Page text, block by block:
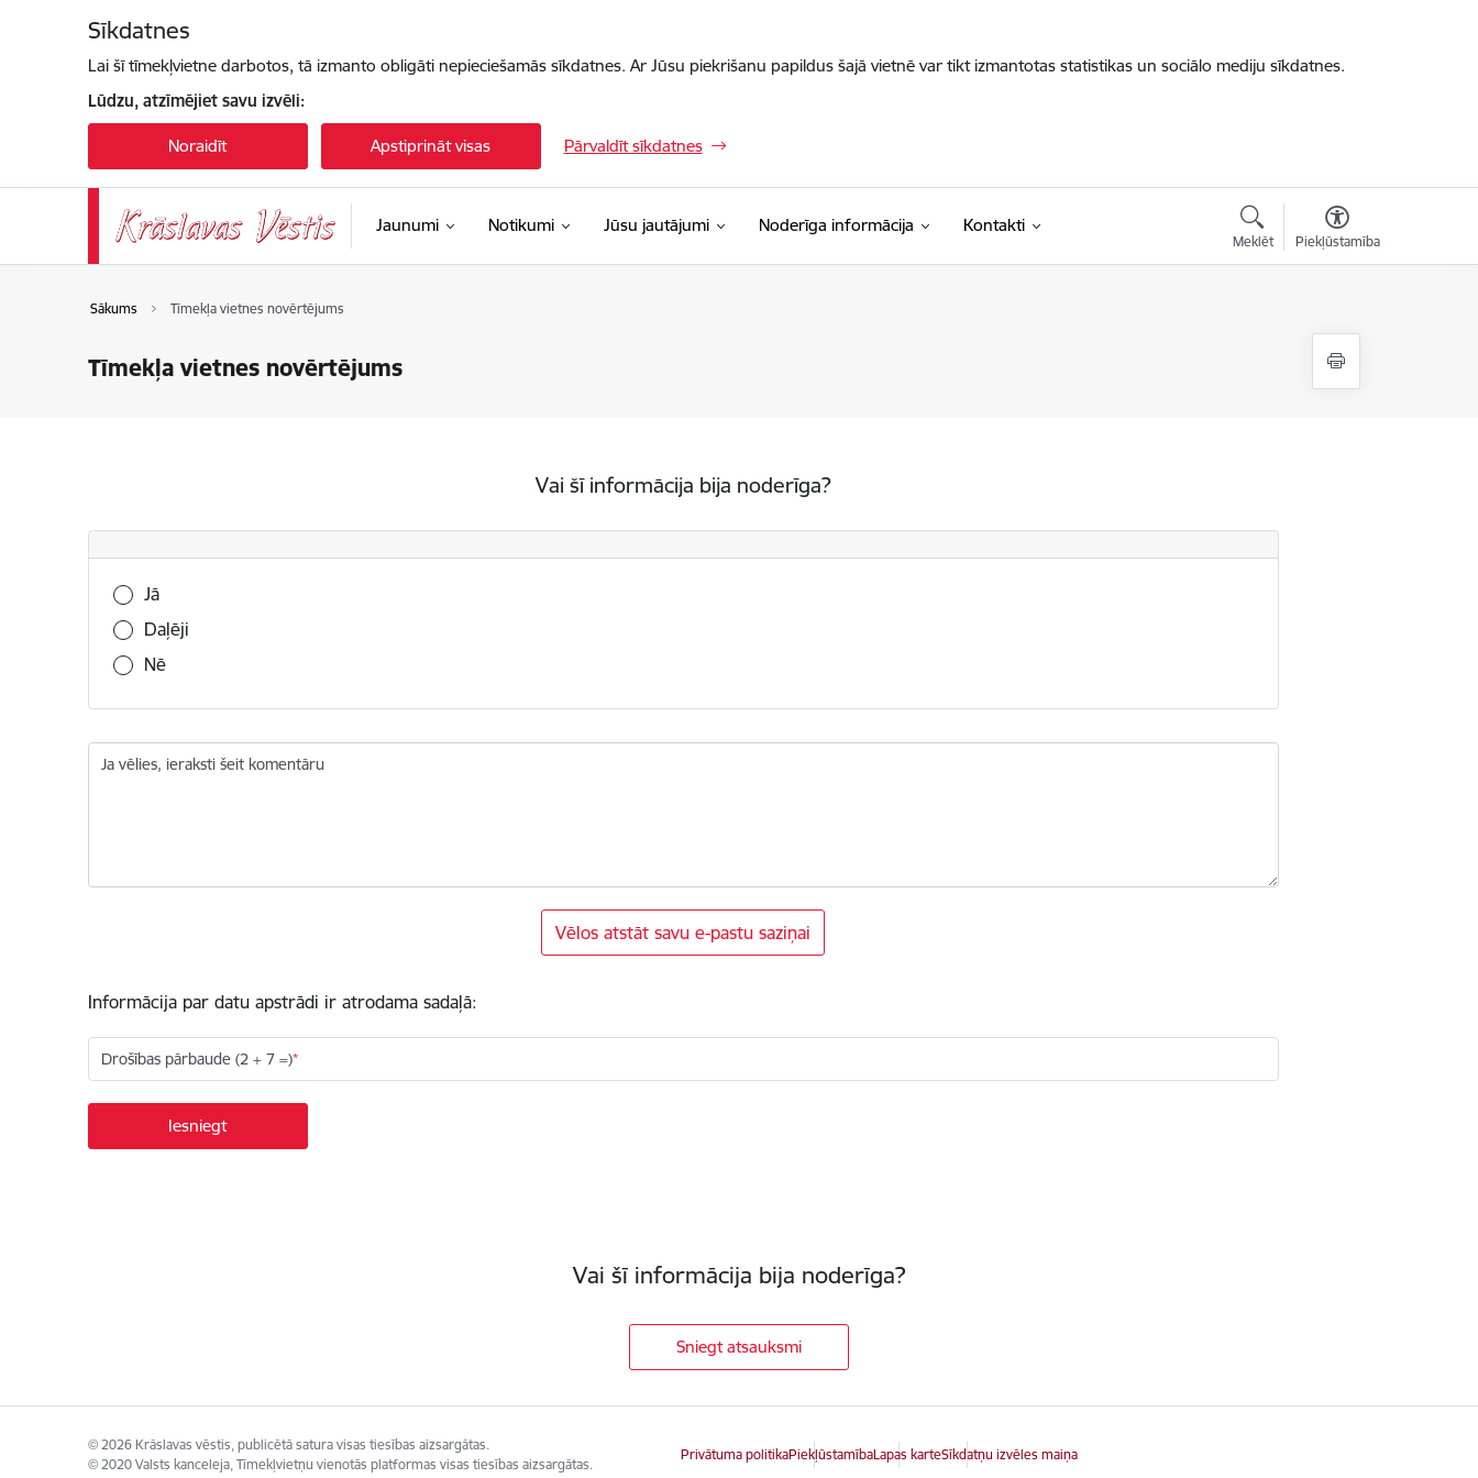
Sīkdatnes
Lai šī tīmekļvietne darbotos, tā izmanto obligāti nepieciešamās sīkdatnes. Ar Jūsu piekrišanu papildus šajā vietnē var tikt izmantotas statistikas un sociālo mediju sīkdatnes.
Lūdzu, atzīmējiet savu izvēli:
Noraidīt Apstiprināt visas Pārvaldīt sīkdatnes
Jaunumi Notikumi Jūsu jautājumi Noderīga informācija Kontakti
Meklēt Piekļūstamība
Sākums Tīmekļa vietnes novērtējums
Tīmekļa vietnes novērtējums
Vai šī informācija bija noderīga?
Vai šī informācija bija noderīga?
Jā
Daļēji
Nē
Ja vēlies, ieraksti šeit komentāru
Vēlos atstāt savu e-pastu saziņai
Informācija par datu apstrādi ir atrodama sadaļā:
Drošības pārbaude (2 + 7 =)
Vai šī informācija bija noderīga?
Sniegt atsauksmi
© 2026 Krāslavas vēstis, publicētā satura visas tiesības aizsargātas.
© 2020 Valsts kanceleja, Tīmekļvietņu vienotās platformas visas tiesības aizsargātas.
Privātuma politikaPiekļūstamībaLapas karteSīkdatņu izvēles maiņa